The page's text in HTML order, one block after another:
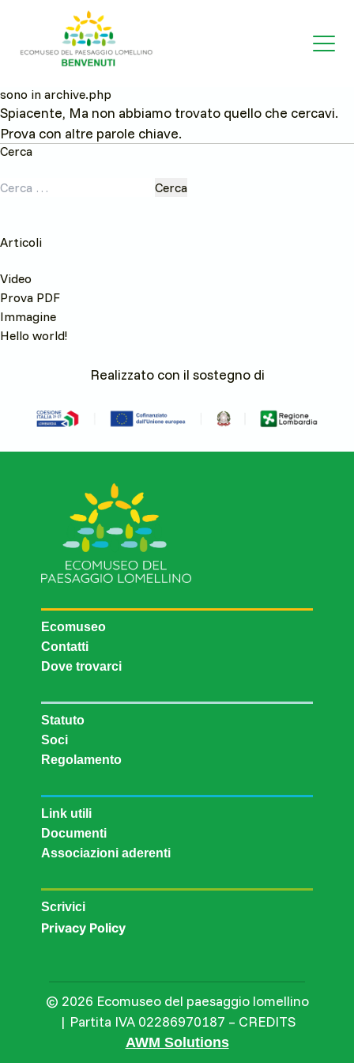
sono in archive.php
Spiacente, Ma non abbiamo trovato quello che cercavi.
Prova con altre parole chiave.
Cerca
Ricerca
Articoli
Video
Prova PDF
Immagine
Hello world!
Realizzato con il sostegno di
Ecomuseo
Contatti
Dove trovarci
Statuto
Soci
Regolamento
Link utili
Documenti
Associazioni aderenti
Scrivici
Privacy Policy
© 2026 Ecomuseo del paesaggio lomellino
| Partita IVA 02286970187 – CREDITS
AWM Solutions